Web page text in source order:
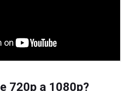
720p a 1080p?